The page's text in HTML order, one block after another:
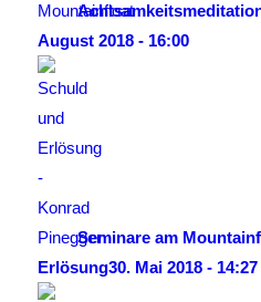
August 2018 - 16:00
Seminare am
Erlösung30. Mai 2018 - 14:27